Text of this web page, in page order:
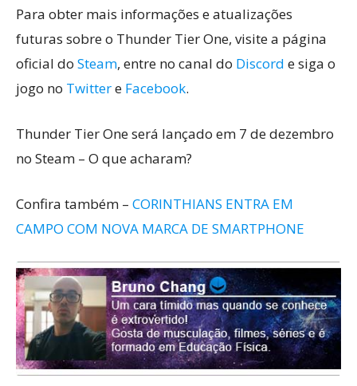
Para obter mais informações e atualizações
futuras sobre o Thunder Tier One, visite a página
oficial do Steam, entre no canal do Discord e siga o
jogo no Twittere Facebook.
Thunder Tier One será lançado em 7 de dezembro
no Steam – O que acharam?
Confira também – CORINTHIANS ENTRA EM
CAMPO COM NOVA MARCA DE SMARTPHONE